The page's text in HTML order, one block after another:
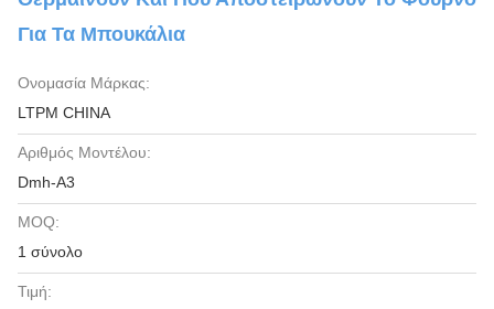
Για Τα Μπουκάλια
Ονομασία Μάρκας:
LTPM CHINA
Αριθμός Μοντέλου:
Dmh-A3
MOQ:
1 σύνολο
Τιμή: